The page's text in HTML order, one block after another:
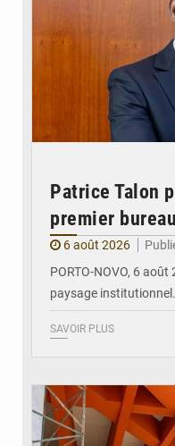
Patrice Talon
premier
6 août 2026
PORTO-NOVO, 6
paysage
SAVOIR PLUS